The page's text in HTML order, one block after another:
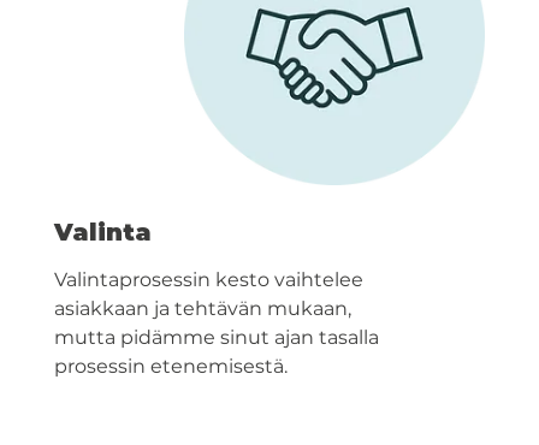
Valinta
Valintaprosessin kesto vaihtelee
asiakkaan ja tehtävän mukaan,
mutta pidämme sinut ajan tasalla
prosessin etenemisestä.